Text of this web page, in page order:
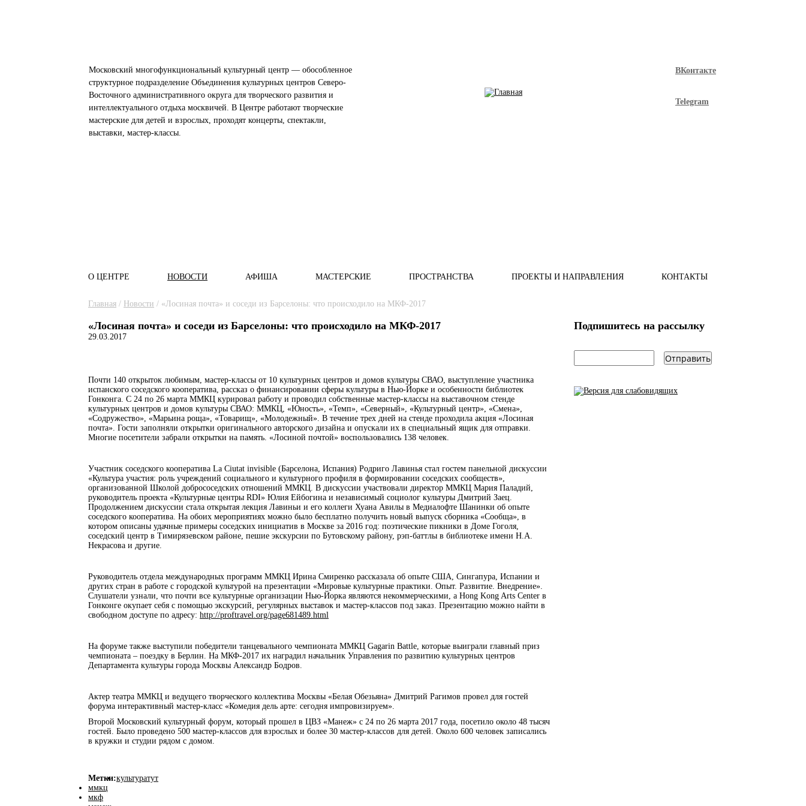
Московский многофункциональный культурный центр — обособленное
структурное подразделение Объединения культурных центров Северо-
Восточного административного округа для творческого развития и
интеллектуального отдыха москвичей. В Центре работают творческие
мастерские для детей и взрослых, проходят концерты, спектакли,
выставки, мастер-классы.
ВКонтакте
Telegram
Главное меню
О ЦЕНТРЕ НОВОСТИ АФИША МАСТЕРСКИЕ ПРОСТРАНСТВА ПРОЕКТЫ И НАПРАВЛЕНИЯ КОНТАКТЫ
Вы здесь
Главная / Новости / «Лосиная почта» и соседи из Барселоны: что происходило на МКФ-2017
«Лосиная почта» и соседи из Барселоны: что происходило на МКФ-2017
29.03.2017
Почти 140 открыток любимым, мастер-классы от 10 культурных центров и домов культуры СВАО, выступление участника
испанского соседского кооператива, рассказ о финансировании сферы культуры в Нью-Йорке и особенности библиотек
Гонконга. С 24 по 26 марта ММКЦ курировал работу и проводил собственные мастер-классы на выставочном стенде
культурных центров и домов культуры СВАО: ММКЦ, «Юность», «Темп», «Северный», «Культурный центр», «Смена»,
«Содружество», «Марьина роща», «Товарищ», «Молодежный». В течение трех дней на стенде проходила акция «Лосиная
почта». Гости заполняли открытки оригинального авторского дизайна и опускали их в специальный ящик для отправки.
Многие посетители забрали открытки на память. «Лосиной почтой» воспользовались 138 человек.
Участник соседского кооператива La Ciutat invisible (Барселона, Испания) Родриго Лавинья стал гостем панельной дискуссии
«Культура участия: роль учреждений социального и культурного профиля в формировании соседских сообществ»,
организованной Школой добрососедских отношений ММКЦ. В дискуссии участвовали директор ММКЦ Мария Паладий,
руководитель проекта «Культурные центры RDI» Юлия Ейбогина и независимый социолог культуры Дмитрий Заец.
Продолжением дискуссии стала открытая лекция Лавиньи и его коллеги Хуана Авилы в Медиалофте Шанинки об опыте
соседского кооператива. На обоих мероприятиях можно было бесплатно получить новый выпуск сборника «Сообща», в
котором описаны удачные примеры соседских инициатив в Москве за 2016 год: поэтические пикники в Доме Гоголя,
соседский центр в Тимирязевском районе, пешие экскурсии по Бутовскому району, рэп-баттлы в библиотеке имени Н.А.
Некрасова и другие.
Руководитель отдела международных программ ММКЦ Ирина Смиренко рассказала об опыте США, Сингапура, Испании и
других стран в работе с городской культурой на презентации «Мировые культурные практики. Опыт. Развитие. Внедрение».
Слушатели узнали, что почти все культурные организации Нью-Йорка являются некоммерческими, а Hong Kong Arts Center в
Гонконге окупает себя с помощью экскурсий, регулярных выставок и мастер-классов под заказ. Презентацию можно найти в
свободном доступе по адресу: http://proftravel.org/page681489.html
На форуме также выступили победители танцевального чемпионата ММКЦ Gagarin Battle, которые выиграли главный приз
чемпионата – поездку в Берлин. На МКФ-2017 их наградил начальник Управления по развитию культурных центров
Департамента культуры города Москвы Александр Бодров.
Актер театра ММКЦ и ведущего творческого коллектива Москвы «Белая Обезьяна» Дмитрий Рагимов провел для гостей
форума интерактивный мастер-класс «Комедия дель арте: сегодня импровизируем».
Второй Московский культурный форум, который прошел в ЦВЗ «Манеж» с 24 по 26 марта 2017 года, посетило около 48 тысяч
гостей. Было проведено 500 мастер-классов для взрослых и более 30 мастер-классов для детей. Около 600 человек записались
в кружки и студии рядом с домом.
Метки:культуратут
ммкц
мкф
Подпишитесь на рассылку